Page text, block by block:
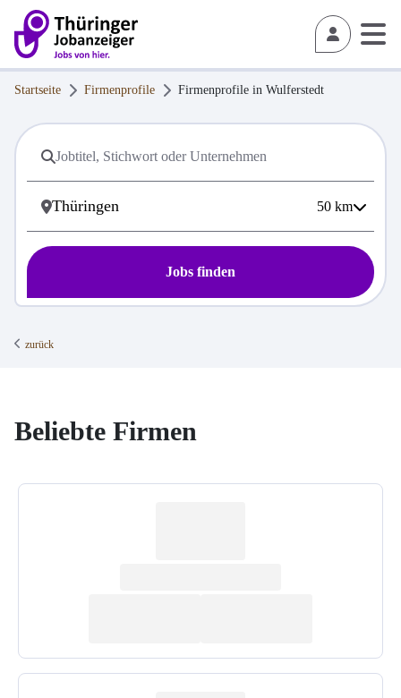
Startseite Firmenprofile Firmenprofile in Wulferstedt
50 km
Jobs finden
zurück
Beliebte Firmen